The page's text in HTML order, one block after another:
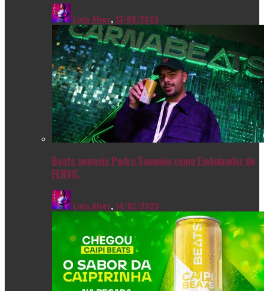
Livia Alves,13/09/2023
Beats anuncia Pedro Sampaio como Embaixador do
FERVO.
Livia Alves,14/02/2023